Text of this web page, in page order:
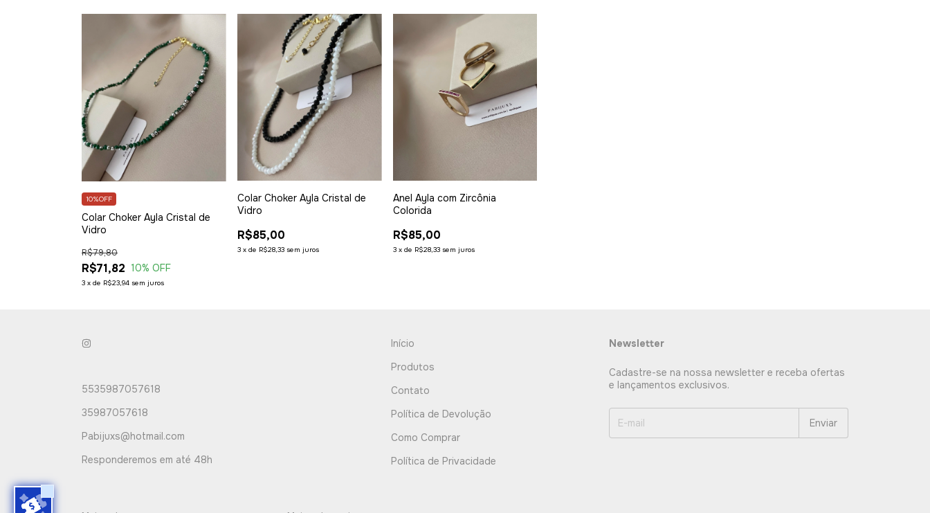
Colar Choker Ayla Cristal de
Vidro
R$71,82
R$79,80
10% OFF
3 x de R$23,94 sem juros
10%OFF
Colar Choker Ayla Cristal de
Vidro
R$85,00
3 x de R$28,33 sem juros
Anel Ayla com Zircônia
Colorida
R$85,00
3 x de R$28,33 sem juros
5535987057618
35987057618
Pabijuxs@hotmail.com
Responderemos em até 48h
Início
Produtos
Contato
Política de Devolução
Como Comprar
Política de Privacidade
Newsletter
Cadastre-se na nossa newsletter e receba ofertas
e lançamentos exclusivos.